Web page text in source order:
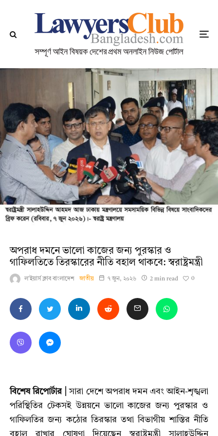
অপরাধ দমনে ভালো কাজের জন্য পুরস্কার ও
গাফিলতিতে তিরস্কারের নীতি বহাল থাকবে: স্বরাষ্ট্রমন্ত্রী
ল'ইয়ার্স ক্লাব বাংলাদেশ জাতীয় ৭ জুন, ২০২৬ 2 min read 0
বিশেষ রিপোর্টার |সারা দেশে অপরাধ দমন এবং আইন-শৃঙ্খলা
পরিস্থিতির টেকসই উন্নয়নে ভালো কাজের জন্য পুরস্কার ও
গাফিলতির জন্য কঠোর তিরস্কার তথা বিভাগীয় শাস্তির নীতি